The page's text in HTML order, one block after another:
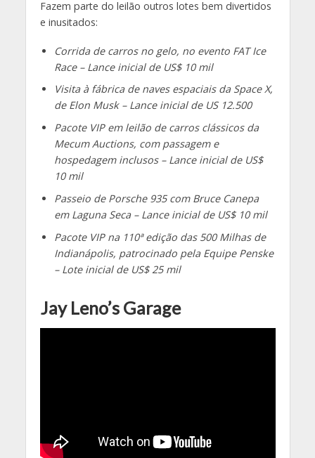
Fazem parte do leilão outros lotes bem divertidos
e inusitados:
Corrida de carros no gelo, no evento FAT Ice
Race – Lance inicial de US$ 10 mil
Visita à fábrica de naves espaciais da Space X,
de Elon Musk – Lance inicial de US 12.500
Pacote VIP em leilão de carros clássicos da
Mecum Auctions, com passagem e
hospedagem inclusos – Lance inicial de US$
10 mil
Passeio de Porsche 935 com Bruce Canepa
em Laguna Seca – Lance inicial de US$ 10 mil
Pacote VIP na 110ª edição das 500 Milhas de
Indianápolis, patrocinado pela Equipe Penske
– Lote inicial de US$ 25 mil
Jay Leno’s Garage